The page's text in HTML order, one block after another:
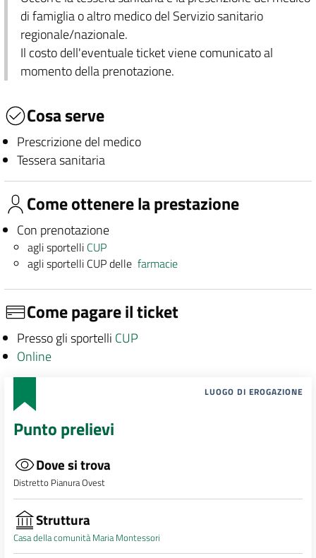
di famiglia o altro medico del Servizio sanitario
regionale/nazionale.
Il costo dell'eventuale ticket viene comunicato al
momento della prenotazione.
Cosa serve
Prescrizione del medico
Tessera sanitaria
Come ottenere la prestazione
Con prenotazione
agli sportelli CUP
agli sportelli CUP dellefarmacie
Come pagare il ticket
Presso gli sportelli CUP
Online
LUOGO DI EROGAZIONE
Punto prelievi
Dove si trova
Distretto Pianura Ovest
Struttura
Casa della comunità Maria Montessori